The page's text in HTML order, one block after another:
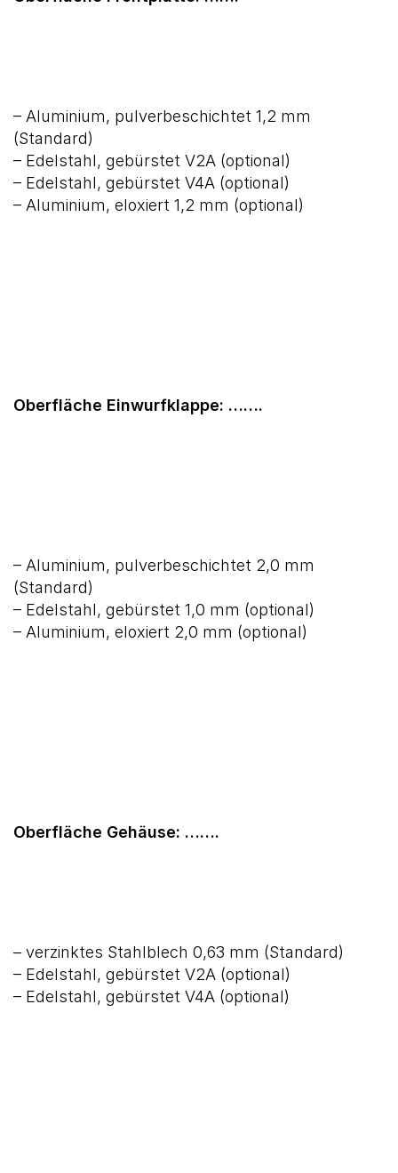
– Aluminium, pulverbeschichtet 1,2 mm
(Standard)
– Edelstahl, gebürstet V2A (optional)
– Edelstahl, gebürstet V4A (optional)
– Aluminium, eloxiert 1,2 mm (optional)
Oberfläche Einwurfklappe: …….
– Aluminium, pulverbeschichtet 2,0 mm
(Standard)
– Edelstahl, gebürstet 1,0 mm (optional)
– Aluminium, eloxiert 2,0 mm (optional)
Oberfläche Gehäuse: …….
– verzinktes Stahlblech 0,63 mm (Standard)
– Edelstahl, gebürstet V2A (optional)
– Edelstahl, gebürstet V4A (optional)